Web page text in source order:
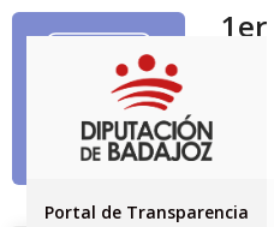
Portal de Transparencia
1er